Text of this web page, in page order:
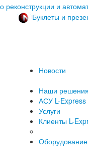
Буклеты и
Новости
Наши
АСУ L-Express
Услуги
Клиенты L-
Оборудование